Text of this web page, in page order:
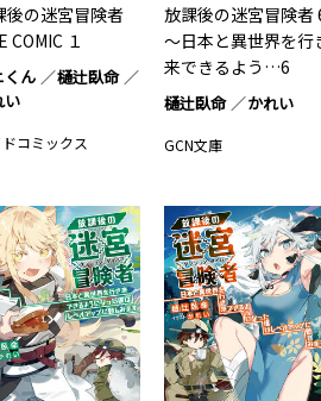
後の迷宮冒険者
COMIC １
くん
樋辻臥命
い
ドコミックス
放課後の迷宮冒険者
～日本と異世界を行
来できるよう…6
樋辻臥命 かれい
GCN文庫